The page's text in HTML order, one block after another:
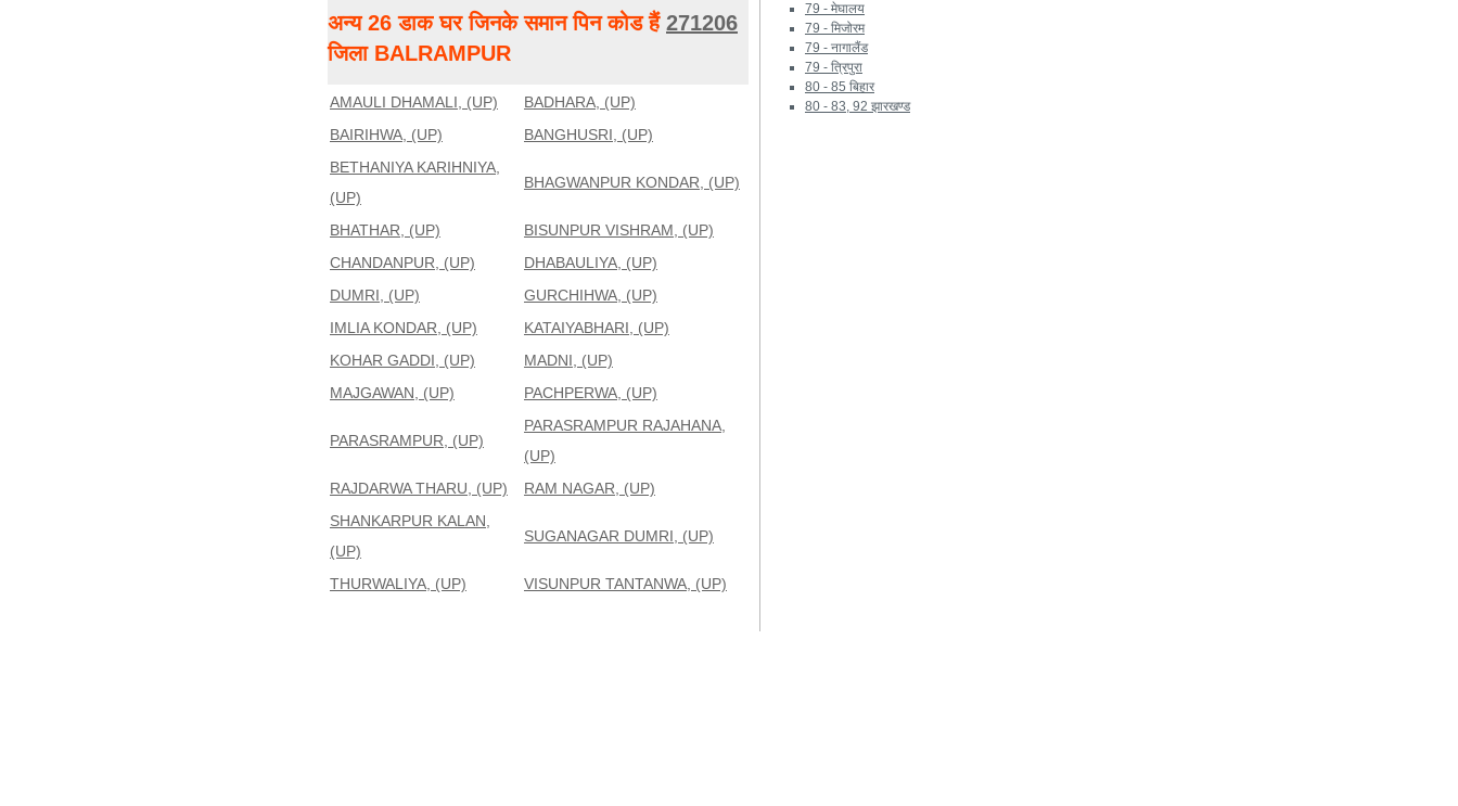
अन्य 26 डाक घर जिनके समान पिन कोड हैं 271206
जिला BALRAMPUR
AMAULI DHAMALI, (UP)
BADHARA, (UP)
BAIRIHWA, (UP)
BANGHUSRI, (UP)
BETHANIYA KARIHNIYA,
(UP)
BHAGWANPUR KONDAR, (UP)
BHATHAR, (UP)
BISUNPUR VISHRAM, (UP)
CHANDANPUR, (UP)
DHABAULIYA, (UP)
DUMRI, (UP)
GURCHIHWA, (UP)
IMLIA KONDAR, (UP)
KATAIYABHARI, (UP)
KOHAR GADDI, (UP)
MADNI, (UP)
MAJGAWAN, (UP)
PACHPERWA, (UP)
PARASRAMPUR, (UP)
PARASRAMPUR RAJAHANA,
(UP)
RAJDARWA THARU, (UP)
RAM NAGAR, (UP)
SHANKARPUR KALAN,
(UP)
SUGANAGAR DUMRI, (UP)
THURWALIYA, (UP) VISUNPUR TANTANWA, (UP)
79 - मेघालय
79 - मिजोरम
79 - नागालैंड
79 - त्रिपुरा
80 - 85 बिहार
80 - 83, 92 झारखण्ड